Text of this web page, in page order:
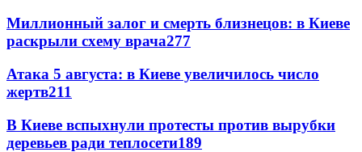
Миллионный залог и смерть близнецов: в Киеве
раскрыли схему врача277
Атака 5 августа: в Киеве увеличилось число
жертв211
В Киеве вспыхнули протесты против вырубки
деревьев ради теплосети189